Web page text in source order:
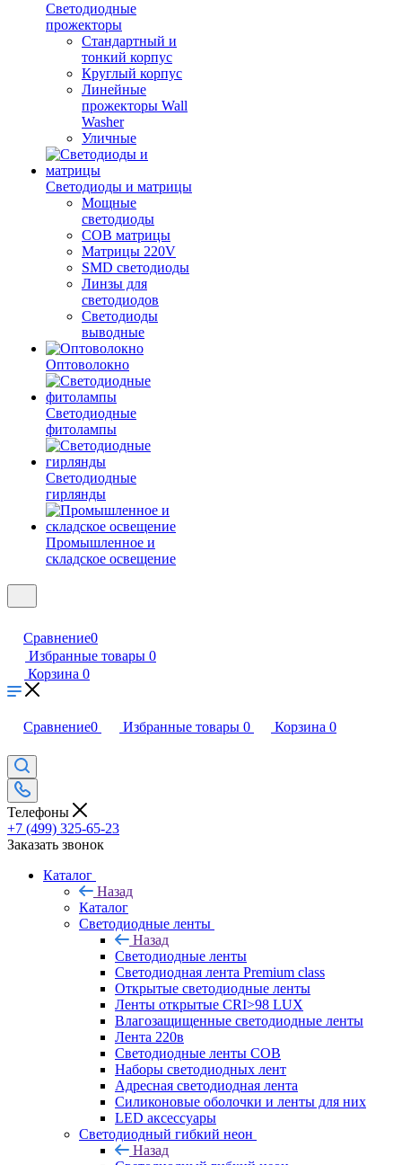
Светодиодные
прожекторы
Стандартный и
тонкий корпус
Круглый корпус
Линейные
прожекторы Wall
Washer
Уличные
Светодиоды и матрицы
Мощные
светодиоды
COB матрицы
Матрицы 220V
SMD светодиоды
Линзы для
светодиодов
Светодиоды
выводные
Оптоволокно
Светодиодные
фитолампы
Светодиодные
гирлянды
Промышленное и
складское освещение
Сравнение0
Избранные товары 0
Корзина 0
Сравнение0 Избранные товары 0 Корзина 0
Телефоны
+7 (499) 325-65-23
Заказать звонок
Каталог
Назад
Каталог
Светодиодные ленты
Назад
Светодиодные ленты
Светодиодная лента Premium class
Открытые светодиодные ленты
Ленты открытые CRI>98 LUX
Влагозащищенные светодиодные ленты
Лента 220в
Светодиодные ленты COB
Наборы светодиодных лент
Адресная светодиодная лента
Силиконовые оболочки и ленты для них
LED аксессуары
Светодиодный гибкий неон
Назад